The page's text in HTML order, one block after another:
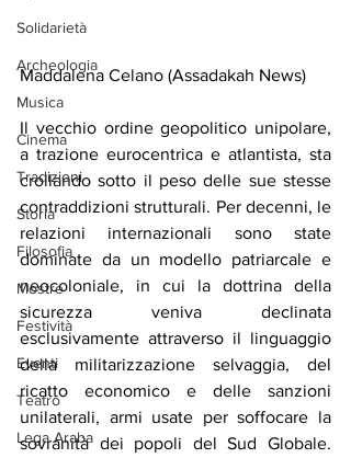
Solidarietà
Archeologia
Musica
Cinema
Tradizioni
Storia
Filosofia
Mostre
Festività
Eventi
Teatro
Lega Araba
Maddalena Celano (Assadakah News)
Il vecchio ordine geopolitico unipolare,
a trazione eurocentrica e atlantista, sta
crollando sotto il peso delle sue stesse
contraddizioni strutturali. Per decenni, le
relazioni internazionali sono state
dominate da un modello patriarcale e
neocoloniale, in cui la dottrina della
sicurezza veniva declinata
esclusivamente attraverso il linguaggio
della militarizzazione selvaggia, del
ricatto economico e delle sanzioni
unilaterali, armi usate per soffocare la
sovranità dei popoli del Sud Globale.